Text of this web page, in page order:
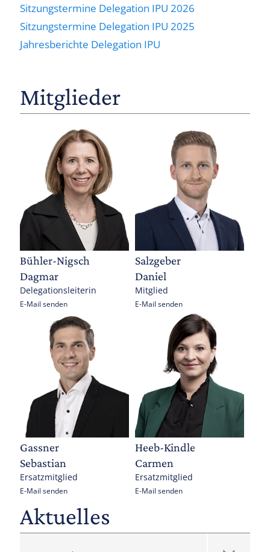
Sitzungstermine Delegation IPU 2026
Sitzungstermine Delegation IPU 2025
Jahresberichte Delegation IPU
Mitglieder
Bühler-Nigsch
Dagmar
Delegationsleiterin
E-Mail senden
Salzgeber
Daniel
Mitglied
E-Mail senden
Gassner
Sebastian
Ersatzmitglied
E-Mail senden
Heeb-Kindle
Carmen
Ersatzmitglied
E-Mail senden
Aktuelles